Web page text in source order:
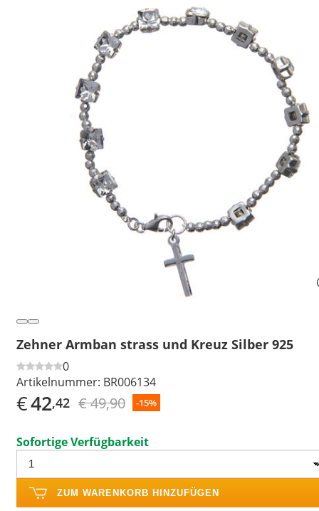
Zehner Armban strass und Kreuz Silber 925
0
Artikelnummer: BR006134
€42,42 € 49,90 -15%
Sofortige Verfügbarkeit
ZUM WARENKORB HINZUFÜGEN